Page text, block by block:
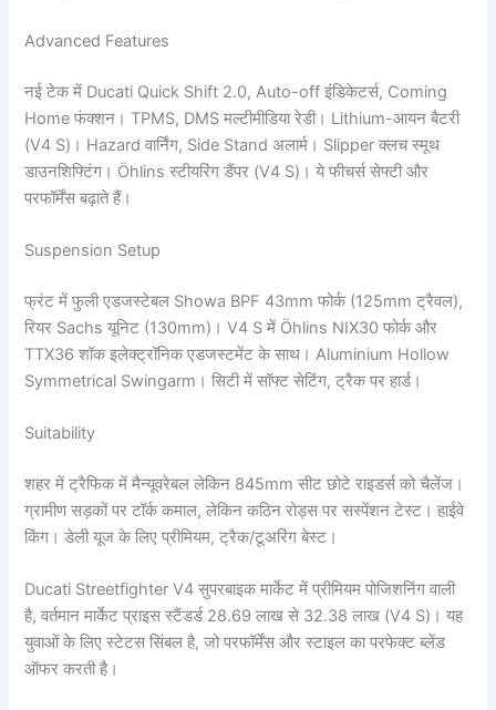
Advanced Features
नई टेक में Ducati Quick Shift 2.0, Auto-off इंडिकेटर्स, Coming
Home फंक्शन। TPMS, DMS मल्टीमीडिया रेडी। Lithium-आयन बैटरी
(V4 S)। Hazard वार्निंग, Side Stand अलार्म। Slipper क्लच स्मूथ
डाउनशिफ्टिंग। Öhlins स्टीयरिंग डैंपर (V4 S)। ये फीचर्स सेफ्टी और
परफॉर्मेंस बढ़ाते हैं।
Suspension Setup
फ्रंट में फुली एडजस्टेबल Showa BPF 43mm फोर्क (125mm ट्रैवल),
रियर Sachs यूनिट (130mm)। V4 S में Öhlins NIX30 फोर्क और
TTX36 शॉक इलेक्ट्रॉनिक एडजस्टमेंट के साथ। Aluminium Hollow
Symmetrical Swingarm। सिटी में सॉफ्ट सेटिंग, ट्रैक पर हार्ड।
Suitability
शहर में ट्रैफिक में मैन्यूवरेबल लेकिन 845mm सीट छोटे राइडर्स को चैलेंज।
ग्रामीण सड़कों पर टॉर्क कमाल, लेकिन कठिन रोड्स पर सस्पेंशन टेस्ट। हाईवे
किंग। डेली यूज के लिए प्रीमियम, ट्रैक/टूअरिंग बेस्ट।
Ducati Streetfighter V4 सुपरबाइक मार्केट में प्रीमियम पोजिशनिंग वाली
है, वर्तमान मार्केट प्राइस स्टैंडर्ड 28.69 लाख से 32.38 लाख (V4 S)। यह
युवाओं के लिए स्टेटस सिंबल है, जो परफॉर्मेंस और स्टाइल का परफेक्ट ब्लेंड
ऑफर करती है।